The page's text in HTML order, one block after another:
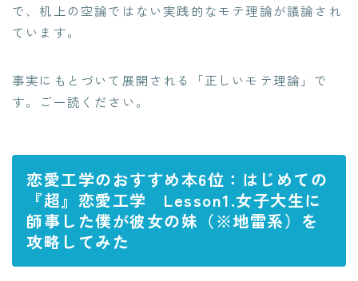
で、机上の空論ではない実践的なモテ理論が議論され
ています。
事実にもとづいて展開される「正しいモテ理論」で
す。ご一読ください。
恋愛工学のおすすめ本6位：はじめての
『超』恋愛工学 Lesson1.女子大生に
師事した僕が彼女の妹（※地雷系）を
攻略してみた